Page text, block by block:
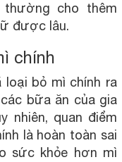
cho thêm
được lâu.
chính
bỏ mì chính ra
bữa ăn của gia
nhiên, quan điểm
là hoàn toàn sai
sức khỏe hơn mì